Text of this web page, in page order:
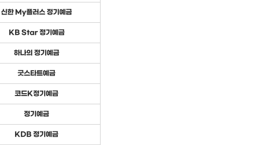
신한 My플러스 정기예금
KB Star 정기예금
하나의 정기예금
굿스타트예금
코드K정기예금
정기예금
KDB 정기예금